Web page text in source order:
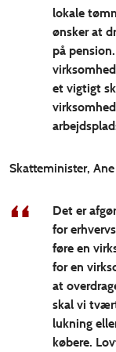
lokale
ønsker at
på
et vigtigt
Skatteminister,
Det er
for
føre en
for en
at
skal vi
lukning
købere.